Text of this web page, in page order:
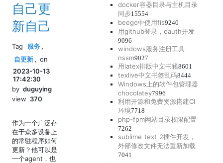
自己更
新自己
Tag 服务,
自更新, on
2023-10-13
17:42:30
by duguying
view 370
作为一个广泛存
在于众多设备上
的常驻程序如何
更新？他可以是
一个agent，也
docker容器目录与主机目录
同步15554
beego中使用fis9240
用github登录，oauth开发
9096
windows服务注册工具
nssm9027
用latex排版中文书籍8601
texlive中文书签乱码8444
Windows上的软件包管理器
chocolatey7996
利用开源和免费资源搭建CI
环境7718
php-fpm网站目录权限配置
7262
sublime text 2插件开发，
外部修改文件无法重新加载
7041